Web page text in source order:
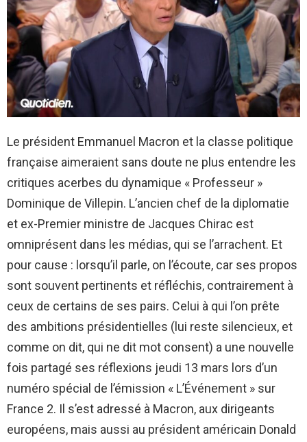
Le président Emmanuel Macron et la classe politique
française aimeraient sans doute ne plus entendre les
critiques acerbes du dynamique « Professeur »
Dominique de Villepin. L’ancien chef de la diplomatie
et ex-Premier ministre de Jacques Chirac est
omniprésent dans les médias, qui se l’arrachent. Et
pour cause : lorsqu’il parle, on l’écoute, car ses propos
sont souvent pertinents et réfléchis, contrairement à
ceux de certains de ses pairs. Celui à qui l’on prête
des ambitions présidentielles (lui reste silencieux, et
comme on dit, qui ne dit mot consent) a une nouvelle
fois partagé ses réflexions jeudi 13 mars lors d’un
numéro spécial de l’émission « L’Événement » sur
France 2. Il s’est adressé à Macron, aux dirigeants
européens, mais aussi au président américain Donald